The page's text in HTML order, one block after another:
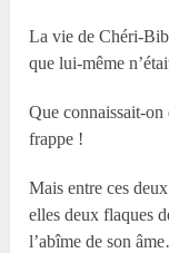
La vie de Chéri-
que lui-même
Que connaissait-
frappe !
Mais entre ces
elles deux flaques
l’abîme de son